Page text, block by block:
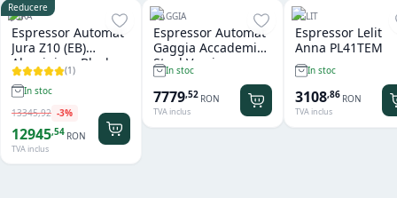
Reducere
JURA
Espressor Automat
Jura Z10 (EB)
Aluminium Black
(1)
In stoc
13345,92 -3%
12945,54 RON
TVA inclus
GAGGIA
Espressor Automat
Gaggia Accademia
Steel Version
In stoc
7779,52 RON
TVA inclus
LELIT
Espressor Lelit
Anna PL41TEM
In stoc
3108,86 RON
TVA inclus